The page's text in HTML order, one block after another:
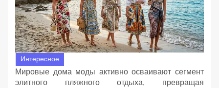
Интересное
Мировые дома моды активно осваивают сегмент
элитного пляжного отдыха, превращая